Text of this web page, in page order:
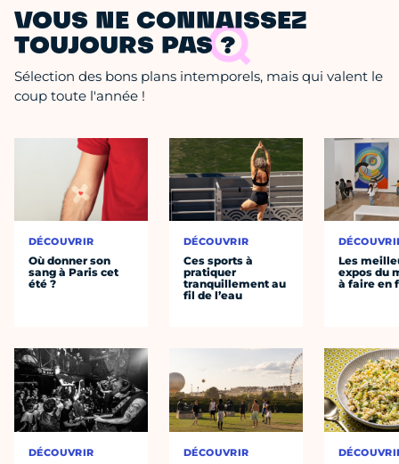
VOUS NE CONNAISSEZ
TOUJOURS PAS ?
Sélection des bons plans intemporels, mais qui valent le
coup toute l'année !
DÉCOUVRIR
Où donner son
sang à Paris cet
été ?
DÉCOUVRIR
DÉCOUVRIR
Ces sports à
pratiquer
tranquillement au
fil de l’eau
DÉCOUVRIR
Les
expos du
à faire en